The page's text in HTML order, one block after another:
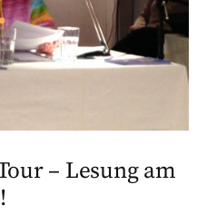
– Lesung am